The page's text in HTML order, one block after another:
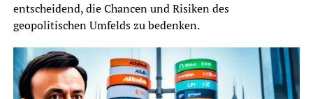
entscheidend, die Chancen und Risiken des
geopolitischen Umfelds zu bedenken.